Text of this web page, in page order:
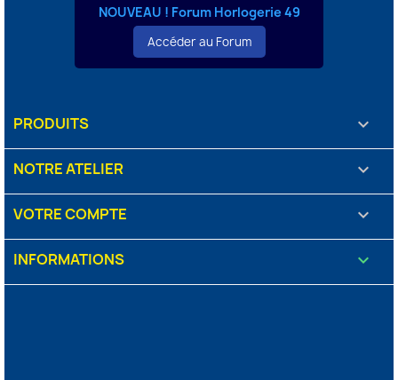
NOUVEAU ! Forum Horlogerie 49
Accéder au Forum
PRODUITS 
NOTRE ATELIER 
VOTRE COMPTE 
INFORMATIONS keyboard_arrow_down